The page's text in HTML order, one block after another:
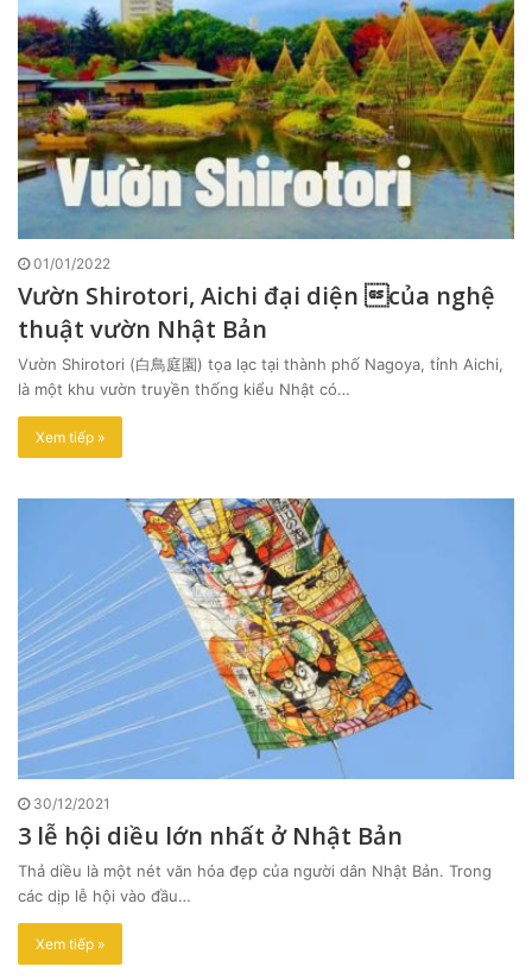
01/01/2022
Vườn Shirotori, Aichi đại diện của nghệ
thuật vườn Nhật Bản
Vườn Shirotori (白鳥庭園) tọa lạc tại thành phố Nagoya, tỉnh Aichi,
là một khu vườn truyền thống kiểu Nhật có…
Xem tiếp »
30/12/2021
3 lễ hội diều lớn nhất ở Nhật Bản
Thả diều là một nét văn hóa đẹp của người dân Nhật Bản. Trong
các dịp lễ hội vào đầu…
Xem tiếp »